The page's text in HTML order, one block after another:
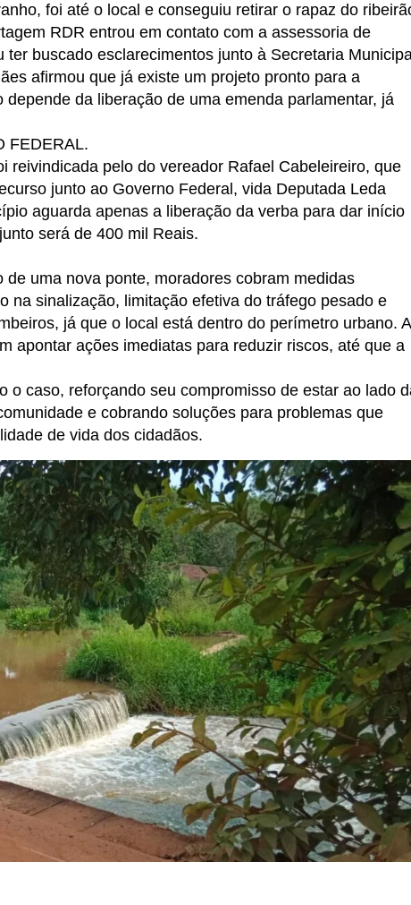
foi até o local e conseguiu retirar o rapaz do
RDR entrou em contato com a assessoria de
buscado esclarecimentos junto à Secretaria
afirmou que já existe um projeto pronto para a
da liberação de uma emenda parlamentar, já
FEDERAL.
reivindicada pelo do vereador Rafael Cabeleireiro, que
junto ao Governo Federal, vida Deputada Leda
aguarda apenas a liberação da verba para dar início
será de 400 mil Reais.
uma nova ponte, moradores cobram medidas
na sinalização, limitação efetiva do tráfego pesado e
já que o local está dentro do perímetro urbano. A
apontar ações imediatas para reduzir riscos, até que a
o caso, reforçando seu compromisso de estar ao lado
e cobrando soluções para problemas que
de vida dos cidadãos.